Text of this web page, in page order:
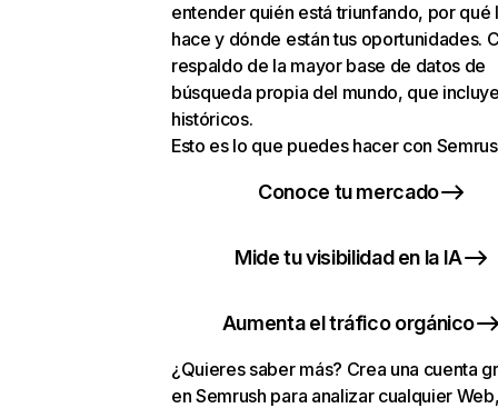
entender quién está triunfando, por qué
hace y dónde están tus oportunidades.
respaldo de la mayor base de datos de
búsqueda propia del mundo, que
históricos.
Esto es lo que puedes hacer con
Conoce tu mercado
Mide tu visibilidad en la IA
Aumenta el tráfico orgánico
¿Quieres saber más? Crea una cuenta
en Semrush para analizar cualquier